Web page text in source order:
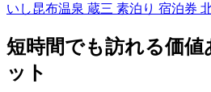
いし昆布温泉 蔵三 素泊り 宿泊券
短時間でも訪れる価
ット